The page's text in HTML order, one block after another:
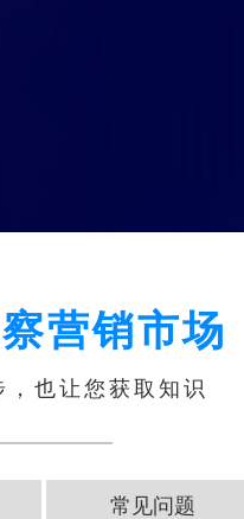
营销市场
也让您获取知识
常见问题